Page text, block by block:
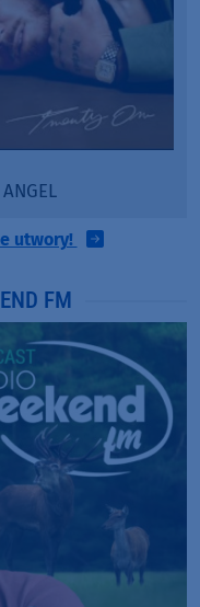
utwory!
FM